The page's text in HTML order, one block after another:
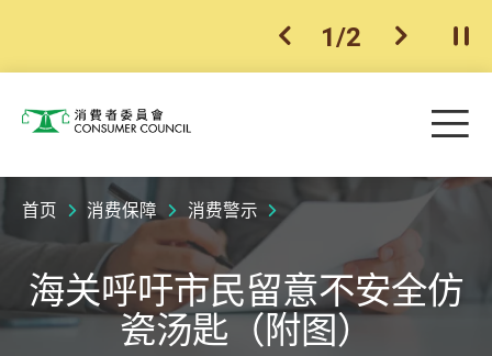
上一个
1/2 下一个开
消费者委员会 目
首页 消费保障 消费警示
海关呼吁市民留意不安全仿
瓷汤匙（附图）